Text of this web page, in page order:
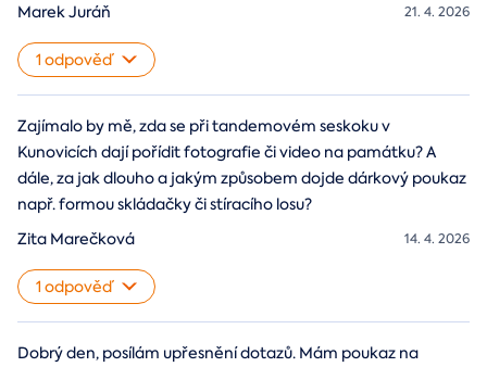
21. 4. 2026
Marek Juráň
1 odpověď
Zajímalo by mě, zda se při tandemovém seskoku v
Kunovicích dají pořídit fotografie či video na památku? A
dále, za jak dlouho a jakým způsobem dojde dárkový poukaz
např. formou skládačky či stíracího losu?
14. 4. 2026
Zita Marečková
1 odpověď
Dobrý den, posílám upřesnění dotazů. Mám poukaz na